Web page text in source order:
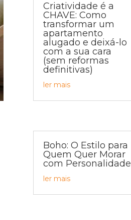
Criatividade é a
CHAVE: Como
transformar um
apartamento
alugado e deixá-lo
com a sua cara
(sem reformas
definitivas)
ler mais
Boho: O Estilo para
Quem Quer Morar
com Personalidade
ler mais